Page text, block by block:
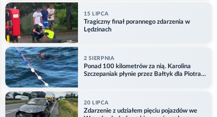
15 LIPCA
Tragiczny finał porannego zdarzenia w
Lędzinach
2 SIERPNIA
Ponad 100 kilometrów za nią. Karolina
Szczepaniak płynie przez Bałtyk dla Piotra.
20 LIPCA
Zdarzenie z udziałem pięciu pojazdów we